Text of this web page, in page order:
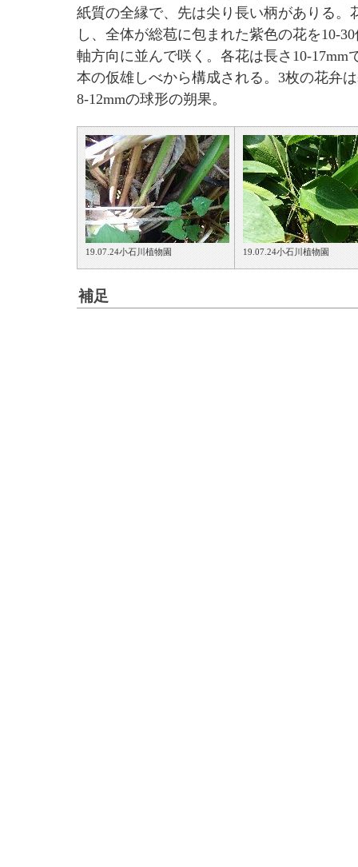
紙質の全縁で、先は尖り長い柄がありる。
し、全体が総苞に包まれた紫色の花を10-
軸方向に並んで咲く。各花は長さ10-
本の仮雄しべから構成される。3枚の花弁
8-12mmの球形の朔果。
19.07.24小石川植物園 19.07.24小石川植物園
補足